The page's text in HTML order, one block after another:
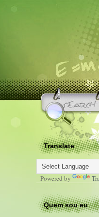
Translate
Powered by
Quem sou eu